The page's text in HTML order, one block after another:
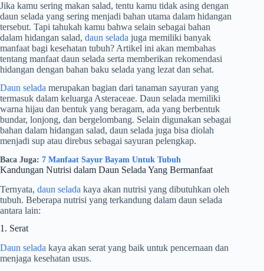
Jika kamu sering makan salad, tentu kamu tidak asing dengan
daun selada yang sering menjadi bahan utama dalam hidangan
tersebut. Tapi tahukah kamu bahwa selain sebagai bahan
dalam hidangan salad, daun selada juga memiliki banyak
manfaat bagi kesehatan tubuh? Artikel ini akan membahas
tentang manfaat daun selada serta memberikan rekomendasi
hidangan dengan bahan baku selada yang lezat dan sehat.
Daun selada merupakan bagian dari tanaman sayuran yang
termasuk dalam keluarga Asteraceae. Daun selada memiliki
warna hijau dan bentuk yang beragam, ada yang berbentuk
bundar, lonjong, dan bergelombang. Selain digunakan sebagai
bahan dalam hidangan salad, daun selada juga bisa diolah
menjadi sup atau direbus sebagai sayuran pelengkap.
Baca Juga: 7 Manfaat Sayur Bayam Untuk Tubuh
Kandungan Nutrisi dalam Daun Selada Yang Bermanfaat
Ternyata, daun selada kaya akan nutrisi yang dibutuhkan oleh
tubuh. Beberapa nutrisi yang terkandung dalam daun selada
antara lain:
1. Serat
Daun selada kaya akan serat yang baik untuk pencernaan dan
menjaga kesehatan usus.